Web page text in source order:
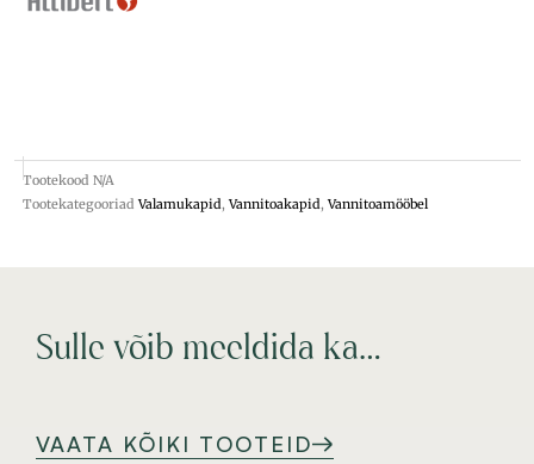
Tootekood N/A
Tootekategooriad Valamukapid,Vannitoakapid,Vannitoamööbel
Sulle võib meeldida ka…
VAATA KÕIKI TOOTEID